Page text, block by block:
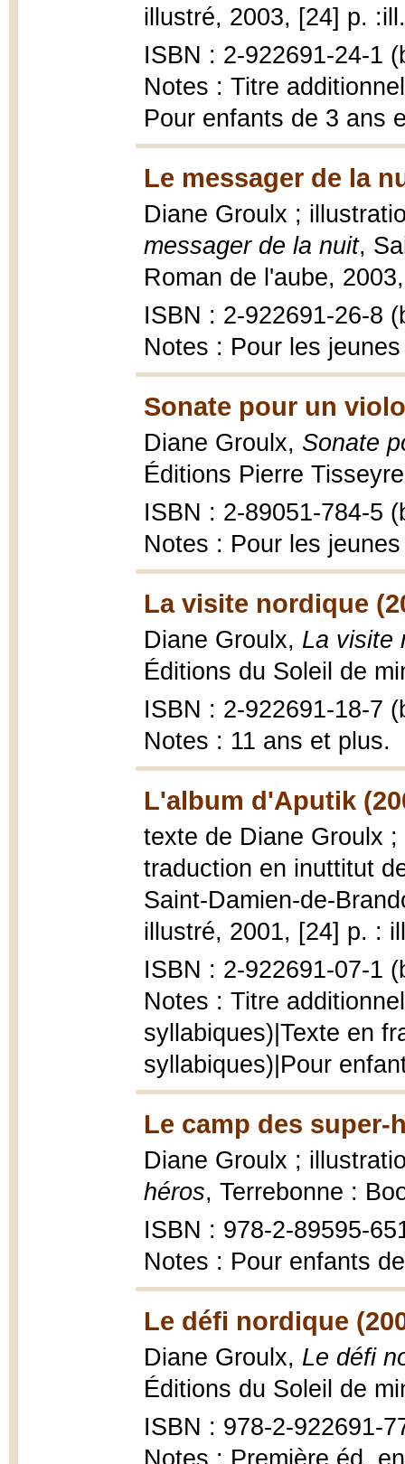
illustré, 2003, [24] p.
ISBN : 2-922691-24-1
Notes : Titre
Pour enfants de 3 ans
Le messager de la
Diane Groulx ;
messager de la nuit,
Roman de l'aube,
ISBN : 2-922691-26-8
Notes : Pour les
Sonate pour un
Diane Groulx, Sonate
Éditions Pierre
ISBN : 2-89051-784-5
Notes : Pour les
La visite nordique
Diane Groulx, La visite
Éditions du Soleil de
ISBN : 2-922691-18-7
Notes : 11 ans et plus.
L'album d'Aputik
texte de Diane Groulx
traduction en inuttitut
Saint-Damien-de-
illustré, 2001, [24] p. :
ISBN : 2-922691-07-1
Notes : Titre
syllabiques)|Texte en
syllabiques)|Pour
Le camp des super-
Diane Groulx ;
héros, Terrebonne :
ISBN : 978-2-89595-
Notes : Pour enfants
Le défi nordique
Diane Groulx, Le défi
Éditions du Soleil de
ISBN : 978-2-922691-
Notes : Première éd.